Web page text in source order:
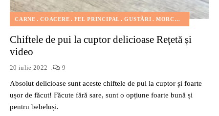
CARNE COACERE FEL PRINCIPAL GUSTĂRI MORCOV MULTE
Chiftele de pui la cuptor delicioase Rețetă și
video
20 iulie 2022 9
Absolut delicioase sunt aceste chiftele de pui la cuptor și foarte
ușor de făcut! Făcute fără sare, sunt o opțiune foarte bună și
pentru bebeluși.